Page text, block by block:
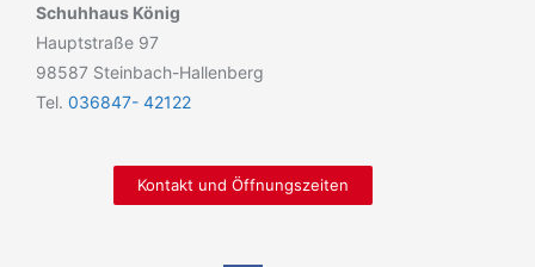
Schuhhaus König
Hauptstraße 97
98587 Steinbach-Hallenberg
Tel. 036847- 42122
Kontakt und Öffnungszeiten